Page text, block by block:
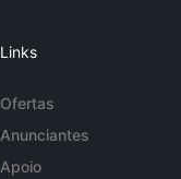
Links
Ofertas
Anunciantes
Apoio